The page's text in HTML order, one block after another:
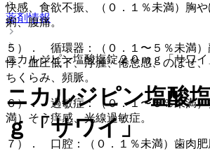
快感、食欲不振、（０．１％未満）胸
痢、腹痛。
５）． 循環器：（０．１〜５％未満）
悸、血圧低下、浮腫、倦怠感、のぼせ
ちくらみ、頻脈。
６）． 過敏症：（０．１〜５％未満）
満）そう痒感、光線過敏症。
７）． 口腔：（０．１％未満）歯肉肥
薬剤情報
ニカルジピン塩酸塩錠２０ｍｇ「サワイ
ニカルジピン塩酸
ｇ「サワイ」